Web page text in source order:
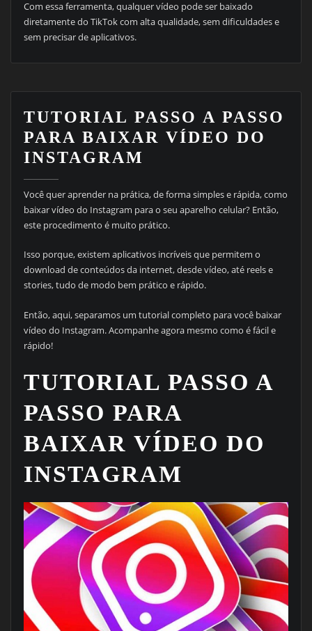
Com essa ferramenta, qualquer vídeo pode ser baixado
diretamente do TikTok com alta qualidade, sem dificuldades e
sem precisar de aplicativos.
TUTORIAL PASSO A PASSO
PARA BAIXAR VÍDEO DO
INSTAGRAM
Você quer aprender na prática, de forma simples e rápida, como
baixar vídeo do Instagram para o seu aparelho celular? Então,
este procedimento é muito prático.
Isso porque, existem aplicativos incríveis que permitem o
download de conteúdos da internet, desde vídeo, até reels e
stories, tudo de modo bem prático e rápido.
Então, aqui, separamos um tutorial completo para você baixar
vídeo do Instagram. Acompanhe agora mesmo como é fácil e
rápido!
TUTORIAL PASSO A
PASSO PARA
BAIXAR VÍDEO DO
INSTAGRAM